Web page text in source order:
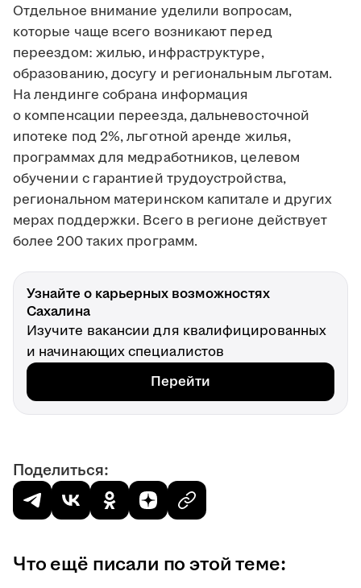
Отдельное внимание уделили вопросам,
которые чаще всего возникают перед
переездом: жилью, инфраструктуре,
образованию, досугу и региональным льготам.
На лендинге собрана информация
о компенсации переезда, дальневосточной
ипотеке под 2%, льготной аренде жилья,
программах для медработников, целевом
обучении с гарантией трудоустройства,
региональном материнском капитале и других
мерах поддержки. Всего в регионе действует
более 200 таких программ.
Узнайте о карьерных возможностях
Сахалина
Изучите вакансии для квалифицированных
и начинающих специалистов
Перейти
Поделиться:
Что ещё писали по этой теме: